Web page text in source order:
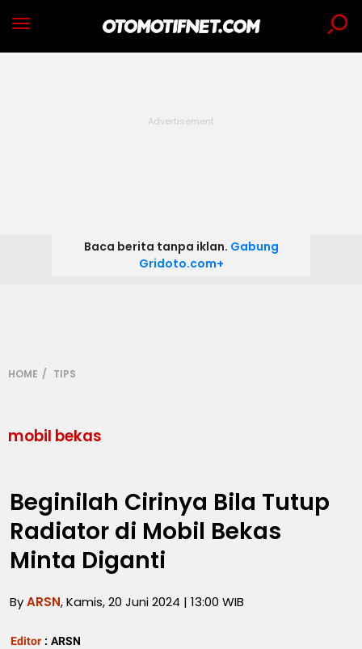
Baca berita tanpa iklan. Gabung
Gridoto.com+
HOME TIPS
mobil bekas
Beginilah Cirinya Bila Tutup
Radiator di Mobil Bekas
Minta Diganti
ByARSN, Kamis, 20 Juni 2024 | 13:00 WIB
Editor : ARSN